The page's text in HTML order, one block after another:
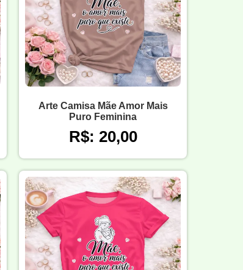
Arte Camisa Mãe Amor Mais
Puro Feminina
R$: 20,00